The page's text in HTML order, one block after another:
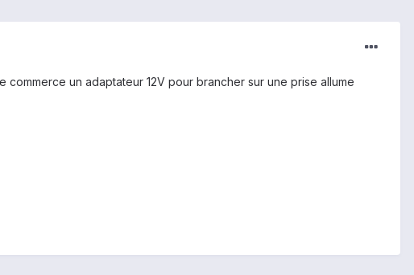
un adaptateur 12V pour brancher sur une prise allume